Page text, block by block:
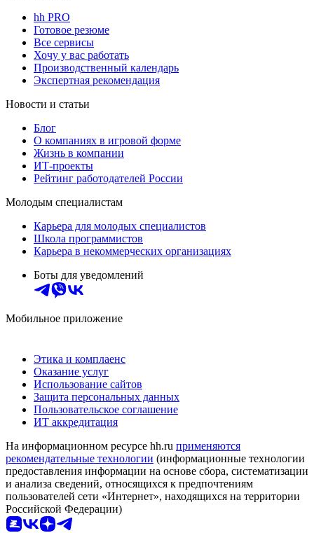
hh PRO
Готовое резюме
Все сервисы
Хочу у вас работать
Производственный календарь
Экспертная рекомендация
Новости и статьи
Блог
О компаниях в игровой форме
Жизнь в компании
ИТ-проекты
Рейтинг работодателей России
Молодым специалистам
Карьера для молодых специалистов
Школа программистов
Карьера в некоммерческих организациях
Боты для уведомлений
Мобильное приложение
Этика и комплаенс
Оказание услуг
Использование сайтов
Защита персональных данных
Пользовательское соглашение
ИТ аккредитация
На информационном ресурсе hh.ru применяются
рекомендательные технологии (информационные технологии
предоставления информации на основе сбора, систематизации
и анализа сведений, относящихся к предпочтениям
пользователей сети «Интернет», находящихся на территории
Российской Федерации)